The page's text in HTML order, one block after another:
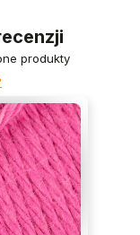
produkty